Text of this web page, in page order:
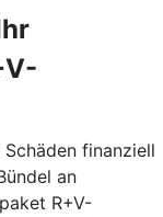
finanziell
an
R+V-